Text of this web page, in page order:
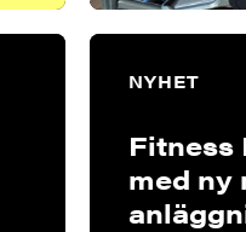
NYHET
Fitness
med